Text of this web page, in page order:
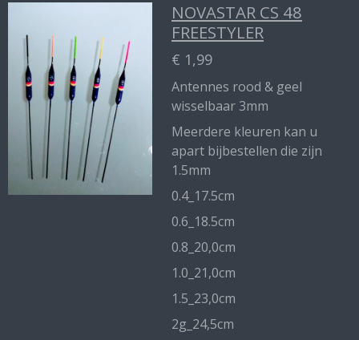
NOVASTAR CS 48
FREESTYLER
€ 1,99
Antennes rood & geel
wisselbaar 3mm
Meerdere kleuren kan u
apart bijbestellen die zijn
1.5mm
0.4_17.5cm
0.6_18.5cm
0.8_20,0cm
1.0_21,0cm
1.5_23,0cm
2g_24,5cm